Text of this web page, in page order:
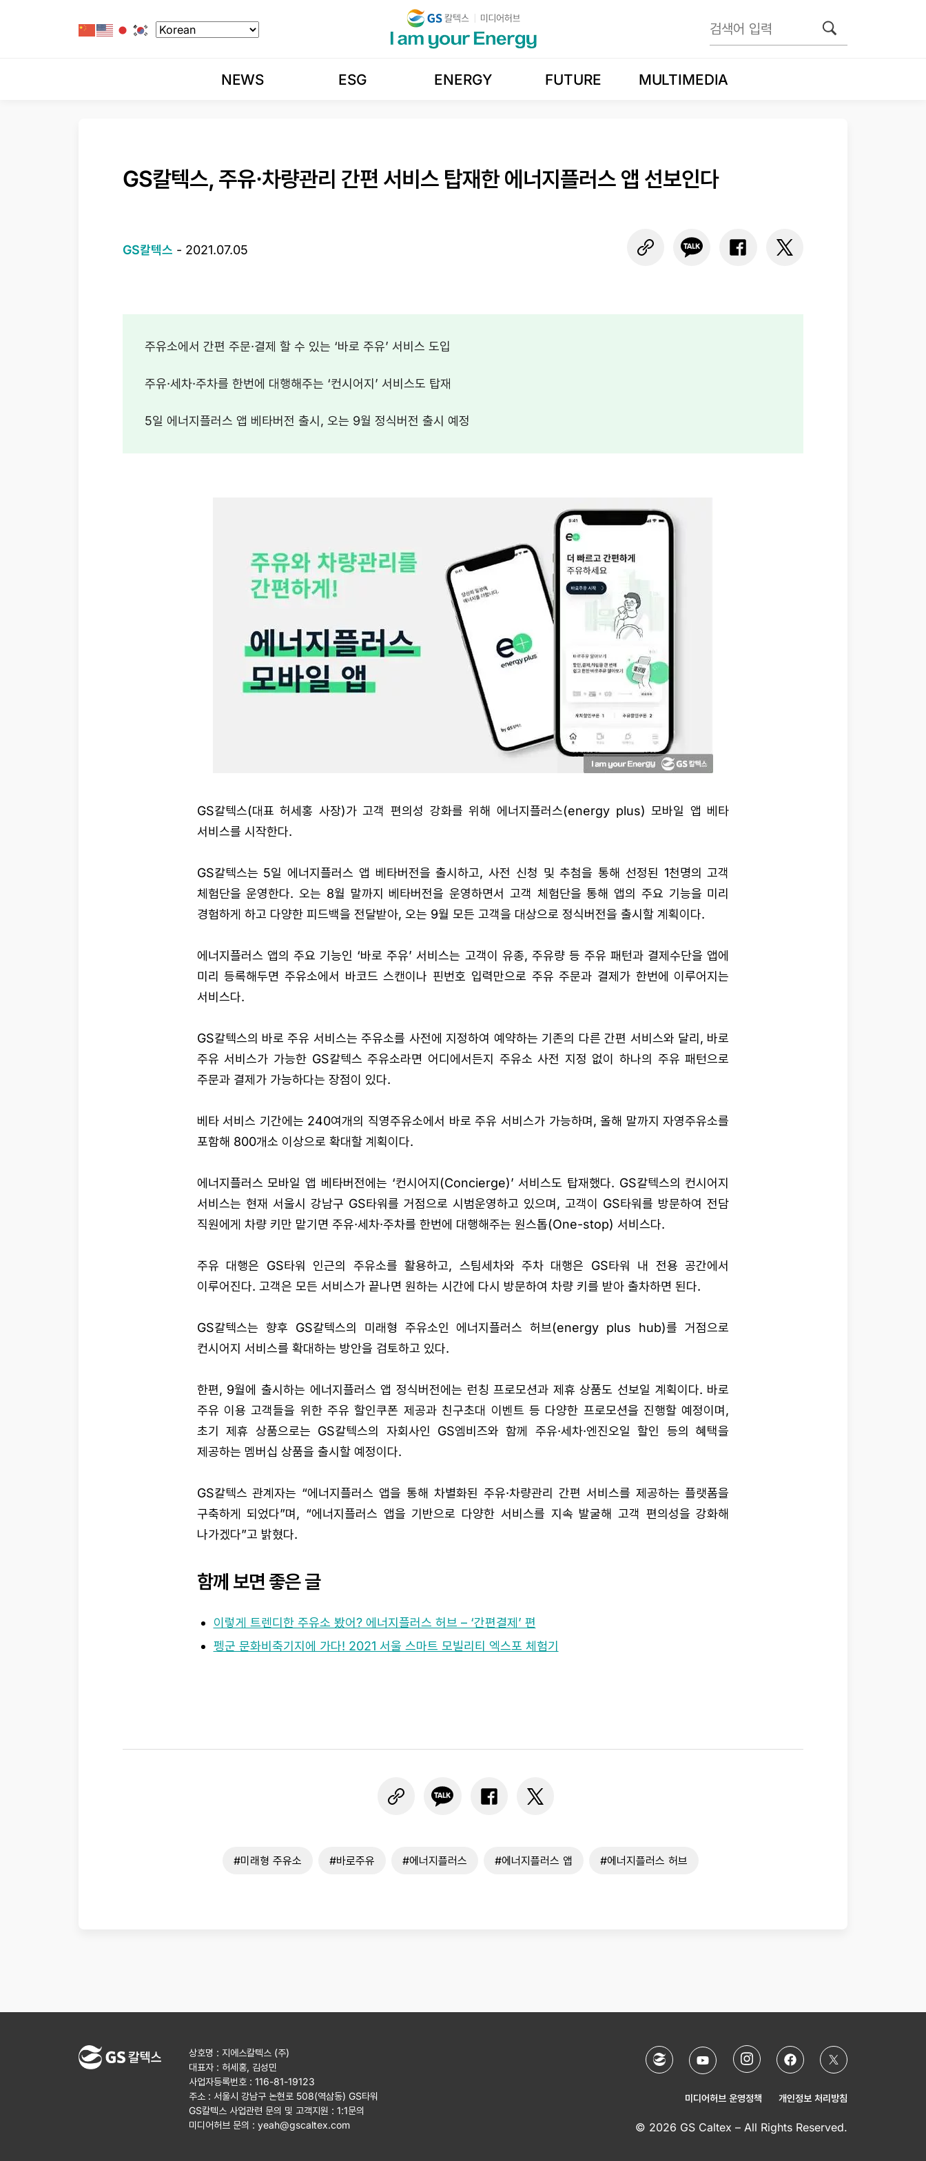
NEWS ESG ENERGY FUTURE MULTIMEDIA
GS칼텍스, 주유·차량관리 간편 서비스 탑재한 에너지플러스 앱 선보인다
GS칼텍스 - 2021.07.05
주유소에서 간편 주문·결제 할 수 있는 ‘바로 주유’ 서비스 도입
주유·세차·주차를 한번에 대행해주는 ‘컨시어지’ 서비스도 탑재
5일 에너지플러스 앱 베타버전 출시, 오는 9월 정식버전 출시 예정
GS칼텍스(대표 허세홍 사장)가 고객 편의성 강화를 위해 에너지플러스(energy plus) 모바일 앱 베타
서비스를 시작한다.
GS칼텍스는 5일 에너지플러스 앱 베타버전을 출시하고, 사전 신청 및 추첨을 통해 선정된 1천명의 고객
체험단을 운영한다. 오는 8월 말까지 베타버전을 운영하면서 고객 체험단을 통해 앱의 주요 기능을 미리
경험하게 하고 다양한 피드백을 전달받아, 오는 9월 모든 고객을 대상으로 정식버전을 출시할 계획이다.
에너지플러스 앱의 주요 기능인 ‘바로 주유’ 서비스는 고객이 유종, 주유량 등 주유 패턴과 결제수단을 앱에
미리 등록해두면 주유소에서 바코드 스캔이나 핀번호 입력만으로 주유 주문과 결제가 한번에 이루어지는
서비스다.
GS칼텍스의 바로 주유 서비스는 주유소를 사전에 지정하여 예약하는 기존의 다른 간편 서비스와 달리, 바로
주유 서비스가 가능한 GS칼텍스 주유소라면 어디에서든지 주유소 사전 지정 없이 하나의 주유 패턴으로
주문과 결제가 가능하다는 장점이 있다.
베타 서비스 기간에는 240여개의 직영주유소에서 바로 주유 서비스가 가능하며, 올해 말까지 자영주유소를
포함해 800개소 이상으로 확대할 계획이다.
에너지플러스 모바일 앱 베타버전에는 ‘컨시어지(Concierge)’ 서비스도 탑재했다. GS칼텍스의 컨시어지
서비스는 현재 서울시 강남구 GS타워를 거점으로 시범운영하고 있으며, 고객이 GS타워를 방문하여 전담
직원에게 차량 키만 맡기면 주유·세차·주차를 한번에 대행해주는 원스톱(One-stop) 서비스다.
주유 대행은 GS타워 인근의 주유소를 활용하고, 스팀세차와 주차 대행은 GS타워 내 전용 공간에서
이루어진다. 고객은 모든 서비스가 끝나면 원하는 시간에 다시 방문하여 차량 키를 받아 출차하면 된다.
GS칼텍스는 향후 GS칼텍스의 미래형 주유소인 에너지플러스 허브(energy plus hub)를 거점으로
컨시어지 서비스를 확대하는 방안을 검토하고 있다.
한편, 9월에 출시하는 에너지플러스 앱 정식버전에는 런칭 프로모션과 제휴 상품도 선보일 계획이다. 바로
주유 이용 고객들을 위한 주유 할인쿠폰 제공과 친구초대 이벤트 등 다양한 프로모션을 진행할 예정이며,
초기 제휴 상품으로는 GS칼텍스의 자회사인 GS엠비즈와 함께 주유·세차·엔진오일 할인 등의 혜택을
제공하는 멤버십 상품을 출시할 예정이다.
GS칼텍스 관계자는 “에너지플러스 앱을 통해 차별화된 주유·차량관리 간편 서비스를 제공하는 플랫폼을
구축하게 되었다”며, “에너지플러스 앱을 기반으로 다양한 서비스를 지속 발굴해 고객 편의성을 강화해
나가겠다”고 밝혔다.
함께 보면 좋은 글
이렇게 트렌디한 주유소 봤어? 에너지플러스 허브 – ‘간편결제’ 편
펭군 문화비축기지에 가다! 2021 서울 스마트 모빌리티 엑스포 체험기
#미래형 주유소 #바로주유 #에너지플러스 #에너지플러스 앱 #에너지플러스 허브
상호명 : 지에스칼텍스 (주)
대표자 : 허세홍, 김성민
사업자등록번호 : 116-81-19123
주소 : 서울시 강남구 논현로 508(역삼동) GS타워
GS칼텍스 사업관련 문의 및 고객지원 : 1:1문의
미디어허브 문의 : yeah@gscaltex.com
미디어허브 운영정책 개인정보 처리방침
© 2026 GS Caltex – All Rights Reserved.